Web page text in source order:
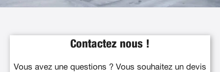
Contactez nous !
Vous avez une questions ? Vous souhaitez un devis